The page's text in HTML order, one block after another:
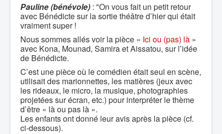
Pauline (bénévole) : "On vous fait un petit retour
avec Bénédicte sur la sortie théâtre d’hier qui était
vraiment super !
Nous sommes allés voir la pièce « Ici ou (pas) là »
avec Kona, Mounad, Samira et Aissatou, sur l’idée
de Bénédicte.
C’est une pièce où le comédien était seul en scène,
utilisait des marionnettes, les matières (jeux avec
les rideaux, le micro, la musique, photographies
projetées sur écran, etc.) pour interpréter le thème
d’être « là ou pas là ».
Les enfants ont donné leur avis après la pièce (cf.
ci-dessous).